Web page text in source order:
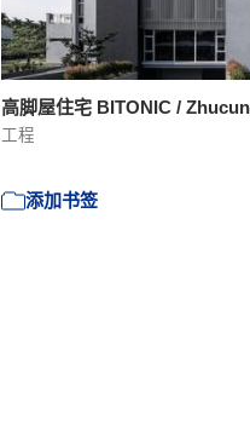
高脚屋住宅 BITONIC /
工程
添加书签